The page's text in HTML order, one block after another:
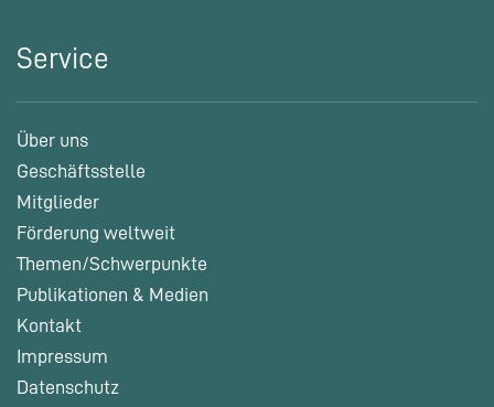
Service
Über uns
Geschäftsstelle
Mitglieder
Förderung weltweit
Themen/Schwerpunkte
Publikationen & Medien
Kontakt
Impressum
Datenschutz